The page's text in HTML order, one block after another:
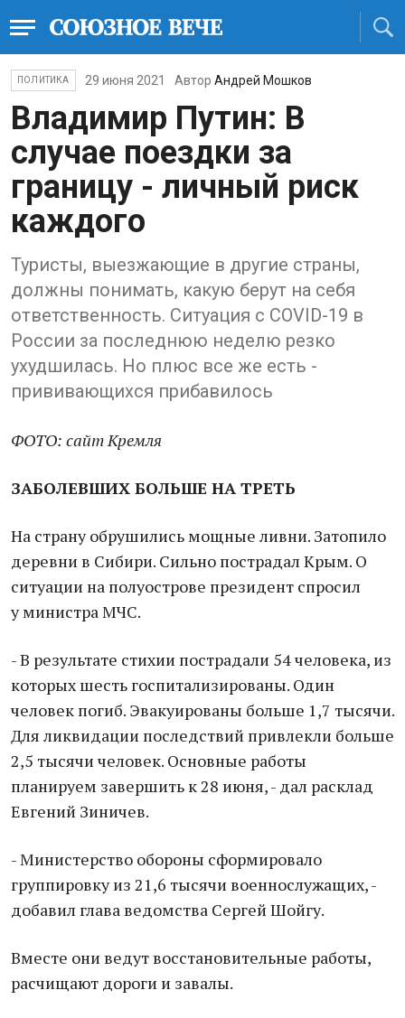
ПОЛИТИКА 29 июня 2021 Автор Андрей Мошков
Владимир Путин: В
случае поездки за
границу - личный риск
каждого
Туристы, выезжающие в другие страны,
должны понимать, какую берут на себя
ответственность. Ситуация с COVID-19 в
России за последнюю неделю резко
ухудшилась. Но плюс все же есть -
прививающихся прибавилось
ФОТО: сайт Кремля
ЗАБОЛЕВШИХ БОЛЬШЕ НА ТРЕТЬ
На страну обрушились мощные ливни. Затопило
деревни в Сибири. Сильно пострадал Крым. О
ситуации на полуострове президент спросил
у министра МЧС.
- В результате стихии пострадали 54 человека, из
которых шесть госпитализированы. Один
человек погиб. Эвакуированы больше 1,7 тысячи.
Для ликвидации последствий привлекли больше
2,5 тысячи человек. Основные работы
планируем завершить к 28 июня, - дал расклад
Евгений Зиничев.
- Министерство обороны сформировало
группировку из 21,6 тысячи военнослужащих, -
добавил глава ведомства Сергей Шойгу.
Вместе они ведут восстановительные работы,
расчищают дороги и завалы.